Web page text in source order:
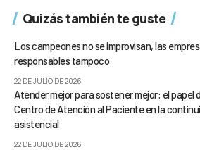
Quizás también te guste
Los campeones no se improvisan, las
responsables tampoco
22 DE JULIO DE 2026
Atender mejor para sostener mejor: el papel
Centro de Atención al Paciente en la
asistencial
22 DE JULIO DE 2026